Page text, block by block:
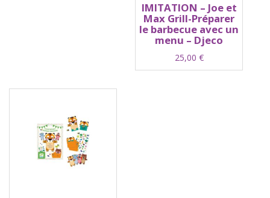
IMITATION – Joe et
Max Grill-Préparer
le barbecue avec un
menu – Djeco
25,00 €